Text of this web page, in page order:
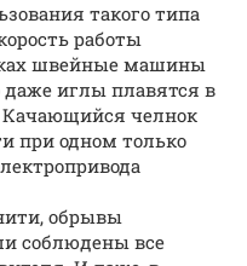
такого типа
работы
швейные машины
иглы плавятся в
Качающийся челнок
при одном только
обрывы
соблюдены все